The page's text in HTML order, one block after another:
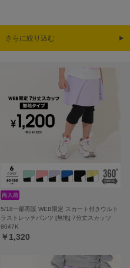
さらに絞り込む
5/18一部再販 WEB限定 スカート付きウルト
ラストレッチパンツ [無地] 7分丈スカッツ
8047K
￥1,320